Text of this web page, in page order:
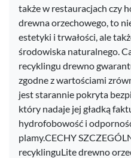
także w restauracjach czy
drewna orzechowego, to
estetyki i trwałości, ale
środowiska naturalnego.
recyklingu drewno
zgodne z wartościami
jest starannie pokryta
który nadaje jej gładką
hydrofobowość i
plamy.CECHY
recyklinguLite drewno